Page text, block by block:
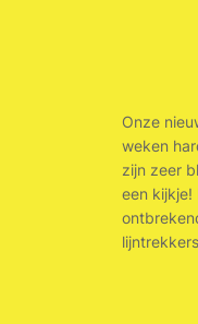
Onze
weken
zijn zeer
een kijkje!